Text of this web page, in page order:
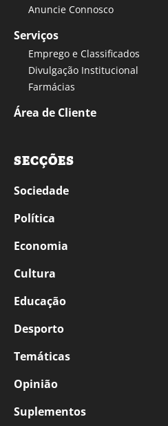
Anuncie Connosco
Serviços
Emprego e Classificados
Divulgação Institucional
Farmácias
Área de Cliente
SECÇÕES
Sociedade
Política
Economia
Cultura
Educação
Desporto
Temáticas
Opinião
Suplementos